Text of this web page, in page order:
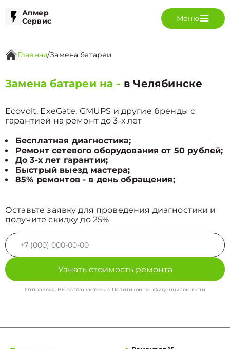
Апмер
Сервис
Меню
Главная/Замена батареи
Замена батареи на - в Челябинске
Ecovolt, ExeGate, GMUPS и другие бренды с
гарантией на ремонт до 3-х лет
Бесплатная диагностика;
Ремонт сетевого оборудования от 50 рублей;
До 3-х лет гарантии;
Быстрый выезд мастера;
85% ремонтов - в день обращения;
Оставьте заявку для проведения диагностики и
получите скидку до 25%
Узнать стоимость ремонта
Отправляя, Вы соглашаетесь с Политикой конфиденциальности